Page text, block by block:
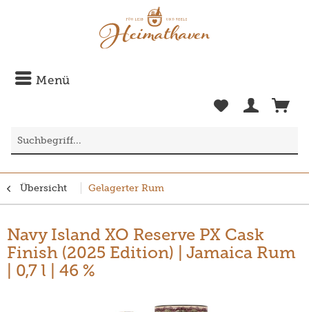
Menü
Übersicht Gelagerter Rum
Navy Island XO Reserve PX Cask
Finish (2025 Edition) | Jamaica Rum
| 0,7 l | 46 %